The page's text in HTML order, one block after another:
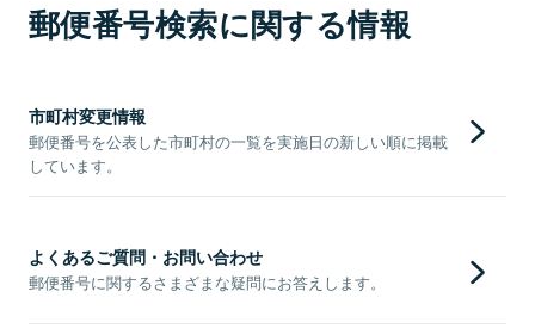
郵便番号検索に関する情報
市町村変更情報
郵便番号を公表した市町村の一覧を実施日の新しい順に掲載
しています。
よくあるご質問・お問い合わせ
郵便番号に関するさまざまな疑問にお答えします。